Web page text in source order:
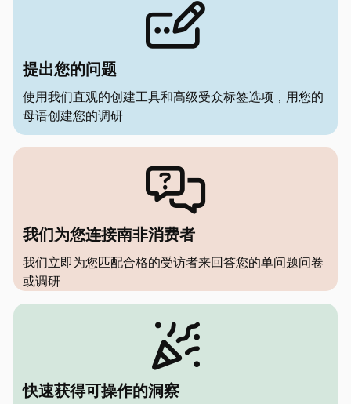

提出您的问题
使用我们直观的创建工具和高级受众标签选项，用您的
母语创建您的调研

我们为您连接南非消费者
我们立即为您匹配合格的受访者来回答您的单问题问卷
或调研

快速获得可操作的洞察